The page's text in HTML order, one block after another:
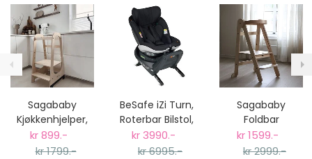
Sagababy
Kjøkkenhjelper,
Natural Limited
Edition
kr 899.-
kr 1799.-
BeSafe iZi Turn,
Roterbar Bilstol,
Fresh Black Cab
kr 3990.-
kr 6995.-
Sagababy
Foldbar
Kjøkkenhjelper -
Natur
kr 1599.-
kr 2999.-